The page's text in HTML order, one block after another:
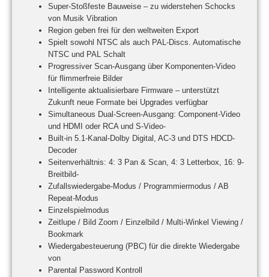
Super-Stoßfeste Bauweise – zu widerstehen Schocks
von Musik Vibration
Region geben frei für den weltweiten Export
Spielt sowohl NTSC als auch PAL-Discs. Automatische
NTSC und PAL Schalt
Progressiver Scan-Ausgang über Komponenten-Video
für flimmerfreie Bilder
Intelligente aktualisierbare Firmware – unterstützt
Zukunft neue Formate bei Upgrades verfügbar
Simultaneous Dual-Screen-Ausgang: Component-Video
und HDMI oder RCA und S-Video-
Built-in 5.1-Kanal-Dolby Digital, AC-3 und DTS HDCD-
Decoder
Seitenverhältnis: 4: 3 Pan & Scan, 4: 3 Letterbox, 16: 9-
Breitbild-
Zufallswiedergabe-Modus / Programmiermodus / AB
Repeat-Modus
Einzelspielmodus
Zeitlupe / Bild Zoom / Einzelbild / Multi-Winkel Viewing /
Bookmark
Wiedergabesteuerung (PBC) für die direkte Wiedergabe
von
Parental Password Kontroll